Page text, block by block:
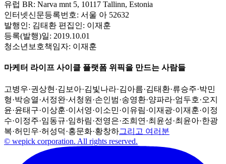
유럽 BR: Narva mnt 5, 10117 Tallinn, Estonia
인터넷신문등록번호: 서울 아 52632
발행인: 김태환 편집인: 이재훈
등록(발행)일: 2019.10.01
청소년보호책임자: 이재훈
마케터 라이프 사이클 플랫폼 위픽을 만드는 사람들
고병우·권상현 ·김보아·김빛나라·김아름·김태환·류승주·박민
형·박승열·서정완·서청원 ·손인범·송영환·양파라·엄두호·오지
윤·윤태구·이상훈·이서영·이소민·이유림·이재광·이재훈·이정
수·이정주·임동규·임하림·전영은·조희연 ·최윤성·최윤아·한광
복·허민우·허성덕·홍문화·황창하그리고 여러분
© wepick corporation. All rights reserved.